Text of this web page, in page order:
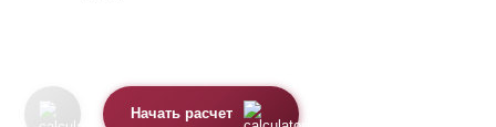
Начать расчет